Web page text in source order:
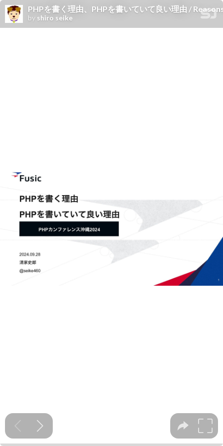
PHPを書く理由、PHPを書いていて良い理由 /
by shiro seike